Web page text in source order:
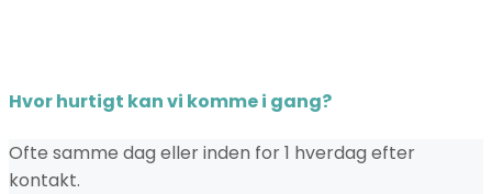
Hvor hurtigt kan vi komme i gang?
Ofte samme dag eller inden for 1 hverdag efter
kontakt.